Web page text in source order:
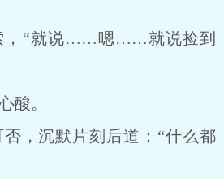
，“就说……嗯……就说捡到
酸。
，沉默片刻后道：“什么都